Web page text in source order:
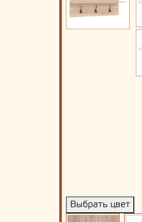
Выбрать цвет